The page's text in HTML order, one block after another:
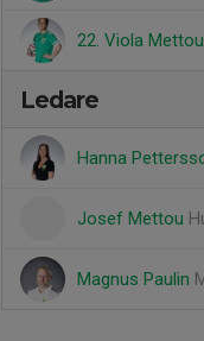
22. Viola Mettou
Ledare
Hanna
Josef Mettou
Magnus Paulin